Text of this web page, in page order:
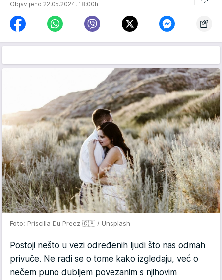
Objavljeno 22.05.2024. 18:00h
Foto: Priscilla Du Preez 🇨🇦 / Unsplash
Postoji nešto u vezi određenih ljudi što nas odmah
privuče. Ne radi se o tome kako izgledaju, već o
nečem puno dubljem povezanim s njihovim